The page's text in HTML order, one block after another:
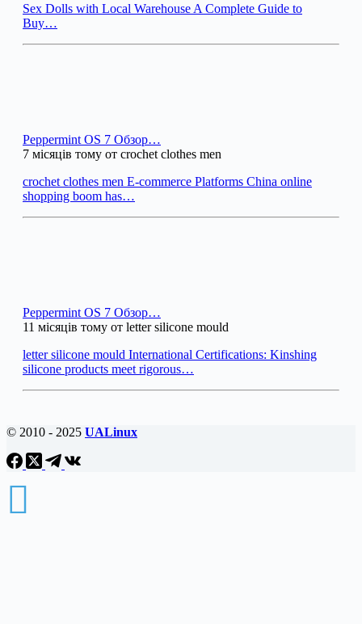
Sex Dolls with Local Warehouse A Complete Guide to
Buy…
Peppermint OS 7 Обзор…
7 місяців тому от crochet clothes men
crochet clothes men E-commerce Platforms China online
shopping boom has…
Peppermint OS 7 Обзор…
11 місяців тому от letter silicone mould
letter silicone mould International Certifications: Kinshing
silicone products meet rigorous…
© 2010 - 2025 UALinux